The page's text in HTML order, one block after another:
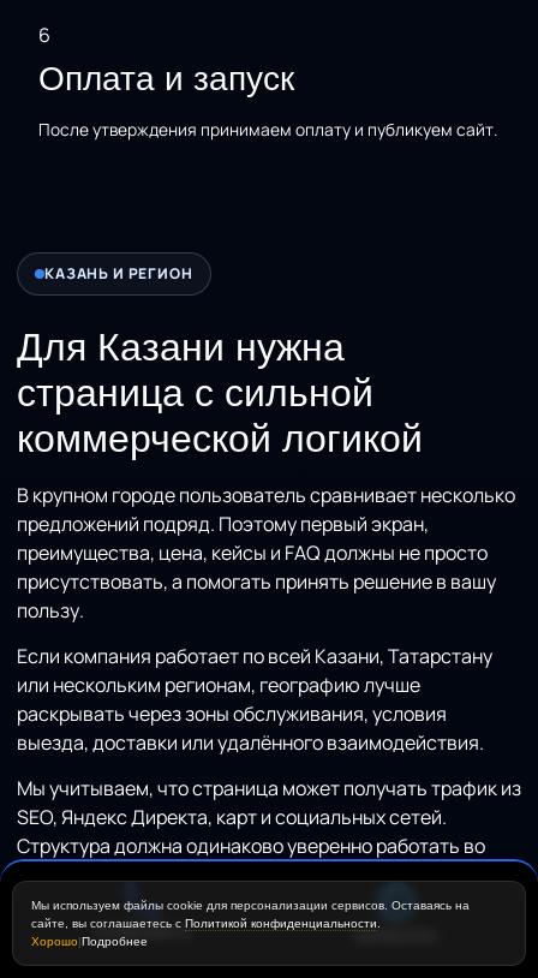
6
Оплата и запуск
После утверждения принимаем оплату и публикуем сайт.
КАЗАНЬ И РЕГИОН
Для Казани нужна
страница с сильной
коммерческой логикой
В крупном городе пользователь сравнивает несколько
предложений подряд. Поэтому первый экран,
преимущества, цена, кейсы и FAQ должны не просто
присутствовать, а помогать принять решение в вашу
пользу.
Если компания работает по всей Казани, Татарстану
или нескольким регионам, географию лучше
раскрывать через зоны обслуживания, условия
выезда, доставки или удалённого взаимодействия.
Мы учитываем, что страница может получать трафик из
SEO, Яндекс Директа, карт и социальных сетей.
Структура должна одинаково уверенно работать во
всех этих сценариях.
IT, B2B и корпоративные сайты
ПОЗВОНИТЬ НАПИСАТЬ
Мы используем файлы cookie для персонализации сервисов. Оставаясь на
сайте, вы соглашаетесь с Политикой конфиденциальности
Хорошо|Подробнее